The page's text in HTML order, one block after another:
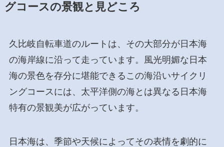
グコースの景観と見どころ
久比岐自転車道のルートは、その大部分が日本海
の海岸線に沿って走っています。風光明媚な日本
海の景色を存分に堪能できるこの海沿いサイクリ
ングコースには、太平洋側の海とは異なる日本海
特有の景観美が広がっています。
日本海は、季節や天候によってその表情を劇的に